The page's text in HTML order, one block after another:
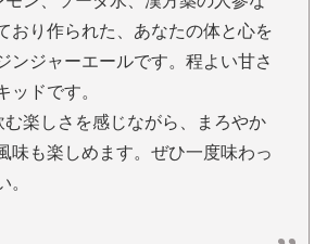
おり作られた、あなたの体と心を
ンジャーエールです。程よい甘さ
ッドです。
楽しさを感じながら、まろやか
味も楽しめます。ぜひ一度味わっ
。